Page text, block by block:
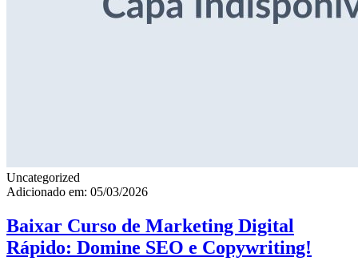
Uncategorized
Adicionado em: 05/03/2026
Baixar Curso de Marketing Digital
Rápido: Domine SEO e Copywriting!